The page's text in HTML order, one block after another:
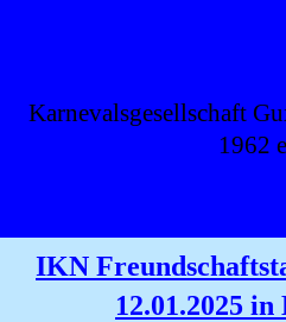
Karnevalsgesellschaft
1962
IKN
12.01.2025